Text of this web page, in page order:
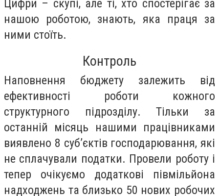
Цифри – скупі, але ті, хто спостерігає за
нашою роботою, знають, яка праця за
ними стоїть.
Контроль
Наповнення бюджету залежить від
ефективності роботи кожного
структурного підрозділу. Тільки за
останній місяць нашими працівниками
виявлено 8 суб’єктів господарювання, які
не сплачували податки. Провели роботу і
тепер очікуємо додаткові півмільйона
надходжень та близько 50 нових робочих